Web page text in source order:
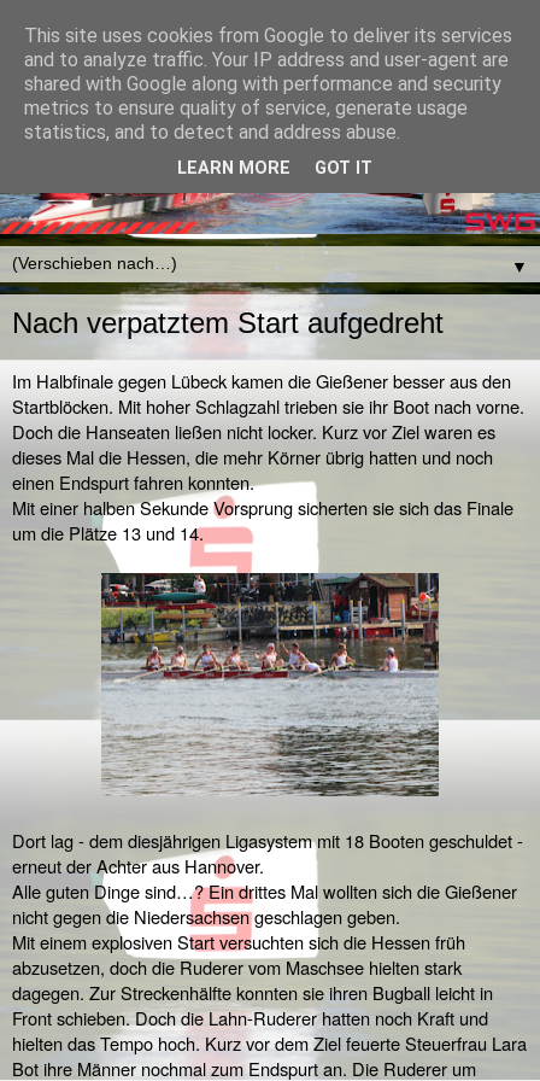
▼
Nach verpatztem Start aufgedreht
Im Halbfinale gegen Lübeck kamen die Gießener besser aus den
Startblöcken. Mit hoher Schlagzahl trieben sie ihr Boot nach vorne.
Doch die Hanseaten ließen nicht locker. Kurz vor Ziel waren es
dieses Mal die Hessen, die mehr Körner übrig hatten und noch
einen Endspurt fahren konnten.
Mit einer halben Sekunde Vorsprung sicherten sie sich das Finale
um die Plätze 13 und 14.
Dort lag - dem diesjährigen Ligasystem mit 18 Booten geschuldet -
erneut der Achter aus Hannover.
Alle guten Dinge sind…? Ein drittes Mal wollten sich die Gießener
nicht gegen die Niedersachsen geschlagen geben.
Mit einem explosiven Start versuchten sich die Hessen früh
abzusetzen, doch die Ruderer vom Maschsee hielten stark
dagegen. Zur Streckenhälfte konnten sie ihren Bugball leicht in
Front schieben. Doch die Lahn-Ruderer hatten noch Kraft und
hielten das Tempo hoch. Kurz vor dem Ziel feuerte Steuerfrau Lara
Bot ihre Männer nochmal zum Endspurt an. Die Ruderer um
This site uses cookies from Google to deliver its services
and to analyze traffic. Your IP address and user-agent are
shared with Google along with performance and security
metrics to ensure quality of service, generate usage
statistics, and to detect and address abuse.
LEARN MORE GOT IT